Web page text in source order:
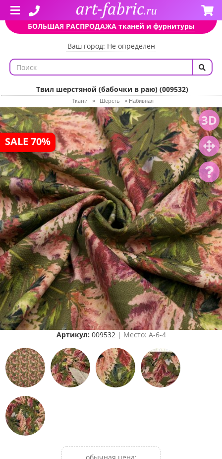
БОЛЬШАЯ РАСПРОДАЖА тканей и фурнитуры
Ваш город: Не определен
Твил шерстяной (бабочки в раю) (009532)
Ткани » Шерсть » Набивная
3D
SALE 70%
Артикул: 009532| Место: A-6-4